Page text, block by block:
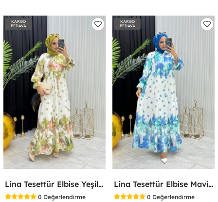
KARGO
BEDAVA
Lina Tesettür Elbise Yeşil Yeşil
0 Değerlendirme
KARGO
BEDAVA
Lina Tesettür Elbise Mavi Mavi
0 Değerlendirme